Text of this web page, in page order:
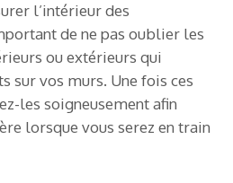
l’intérieur des
de ne pas oublier les
ou extérieurs qui
sur vos murs. Une fois ces
les soigneusement afin
lorsque vous serez en train